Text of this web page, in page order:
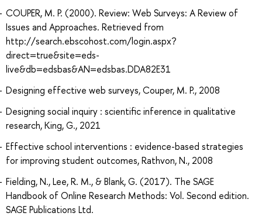
COUPER, M. P. (2000). Review: Web Surveys: A Review of
Issues and Approaches. Retrieved from
http://search.ebscohost.com/login.aspx?
direct=true&site=eds-
live&db=edsbas&AN=edsbas.DDA82E31
Designing effective web surveys, Couper, M. P., 2008
Designing social inquiry : scientific inference in qualitative
research, King, G., 2021
Effective school interventions : evidence-based strategies
for improving student outcomes, Rathvon, N., 2008
Fielding, N., Lee, R. M., & Blank, G. (2017). The SAGE
Handbook of Online Research Methods: Vol. Second edition.
SAGE Publications Ltd.